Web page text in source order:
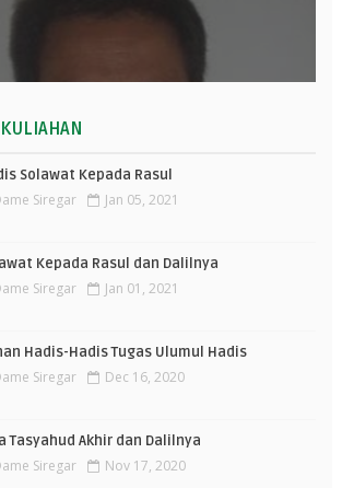
Solawat Kepada Rasul
Siregar Jan 05, 2021
Kepada Rasul dan Dalilnya
Siregar Jan 01, 2021
Hadis-Hadis Tugas Ulumul Hadis
Siregar Dec 16, 2020
Tasyahud Akhir dan Dalilnya
Siregar Nov 17, 2020